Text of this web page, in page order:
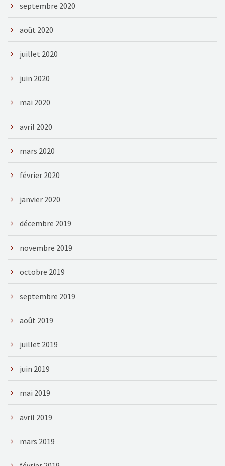
septembre 2020
août 2020
juillet 2020
juin 2020
mai 2020
avril 2020
mars 2020
février 2020
janvier 2020
décembre 2019
novembre 2019
octobre 2019
septembre 2019
août 2019
juillet 2019
juin 2019
mai 2019
avril 2019
mars 2019